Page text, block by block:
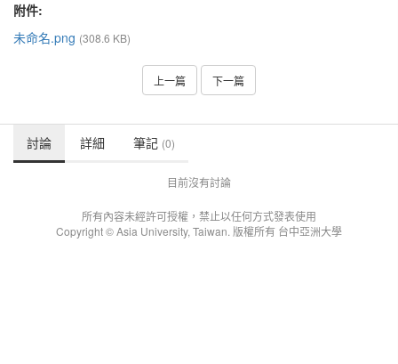
附件:
未命名.png (308.6 KB)
上一篇 下一篇
討論 詳細 筆記 (0)
目前沒有討論
所有內容未經許可授權，禁止以任何方式發表使用
Copyright © Asia University, Taiwan. 版權所有 台中亞洲大學